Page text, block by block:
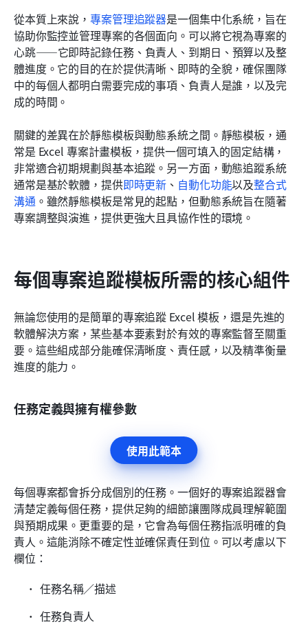
從本質上來說，專案管理追蹤器是一個集中化系統，旨在
協助你監控並管理專案的各個面向。可以將它視為專案的
心跳——它即時記錄任務、負責人、到期日、預算以及整
體進度。它的目的在於提供清晰、即時的全貌，確保團隊
中的每個人都明白需要完成的事項、負責人是誰，以及完
成的時間。
關鍵的差異在於靜態模板與動態系統之間。靜態模板，通
常是 Excel 專案計畫模板，提供一個可填入的固定結構，
非常適合初期規劃與基本追蹤。另一方面，動態追蹤系統
通常是基於軟體，提供即時更新 、 自動化功能以及整合式
溝通 。雖然靜態模板是常見的起點，但動態系統旨在隨著
專案調整與演進，提供更強大且具協作性的環境。
每個專案追蹤模板所需的核心組件
無論您使用的是簡單的專案追蹤 Excel 模板，還是先進的
軟體解決方案，某些基本要素對於有效的專案監督至關重
要。這些組成部分能確保清晰度、責任感，以及精準衡量
進度的能力。
任務定義與擁有權參數
使用此範本
每個專案都會拆分成個別的任務。一個好的專案追蹤器會
清楚定義每個任務，提供足夠的細節讓團隊成員理解範圍
與預期成果。更重要的是，它會為每個任務指派明確的負
責人。這能消除不確定性並確保責任到位。可以考慮以下
欄位：
任務名稱／描述
任務負責人